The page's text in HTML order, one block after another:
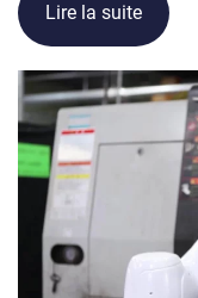
Lire la suite